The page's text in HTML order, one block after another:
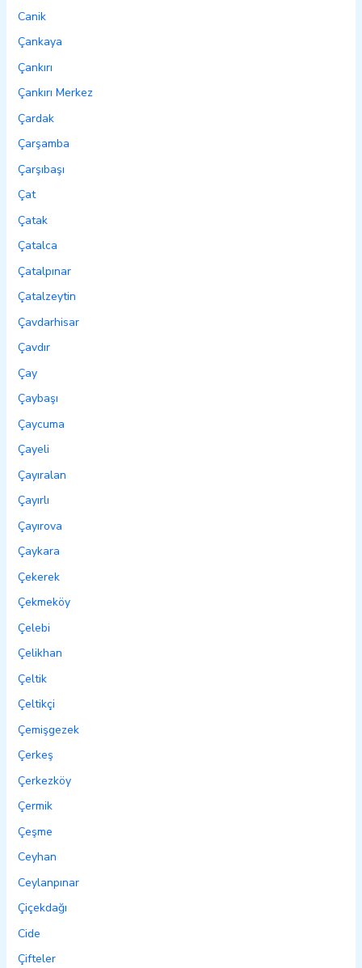
Canik
Çankaya
Çankırı
Çankırı Merkez
Çardak
Çarşamba
Çarşıbaşı
Çat
Çatak
Çatalca
Çatalpınar
Çatalzeytin
Çavdarhisar
Çavdır
Çay
Çaybaşı
Çaycuma
Çayeli
Çayıralan
Çayırlı
Çayırova
Çaykara
Çekerek
Çekmeköy
Çelebi
Çelikhan
Çeltik
Çeltikçi
Çemişgezek
Çerkeş
Çerkezköy
Çermik
Çeşme
Ceyhan
Ceylanpınar
Çiçekdağı
Cide
Çifteler